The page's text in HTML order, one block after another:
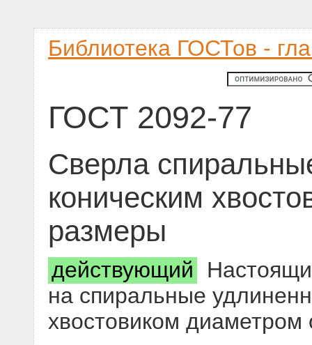
Библиотека ГОСТов -
ГОСТ 2092-77
Сверла
коническим
размеры
действующий
на спиральные
хвостовиком